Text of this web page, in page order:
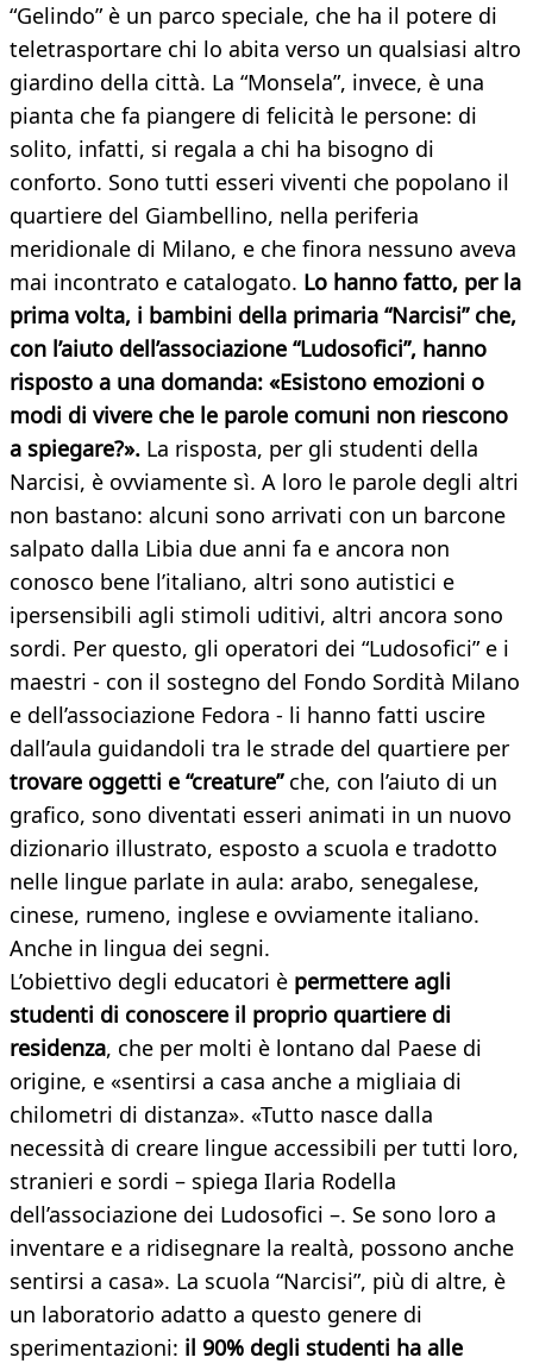
“Gelindo” è un parco speciale, che ha il potere di
teletrasportare chi lo abita verso un qualsiasi altro
giardino della città. La “Monsela”, invece, è una
pianta che fa piangere di felicità le persone: di
solito, infatti, si regala a chi ha bisogno di
conforto. Sono tutti esseri viventi che popolano il
quartiere del Giambellino, nella periferia
meridionale di Milano, e che finora nessuno aveva
mai incontrato e catalogato. Lo hanno fatto, per la
prima volta, i bambini della primaria “Narcisi” che,
con l’aiuto dell’associazione “Ludosofici”, hanno
risposto a una domanda: «Esistono emozioni o
modi di vivere che le parole comuni non riescono
a spiegare?». La risposta, per gli studenti della
Narcisi, è ovviamente sì. A loro le parole degli altri
non bastano: alcuni sono arrivati con un barcone
salpato dalla Libia due anni fa e ancora non
conosco bene l’italiano, altri sono autistici e
ipersensibili agli stimoli uditivi, altri ancora sono
sordi. Per questo, gli operatori dei “Ludosofici” e i
maestri - con il sostegno del Fondo Sordità Milano
e dell’associazione Fedora - li hanno fatti uscire
dall’aula guidandoli tra le strade del quartiere per
trovare oggetti e “creature” che, con l’aiuto di un
grafico, sono diventati esseri animati in un nuovo
dizionario illustrato, esposto a scuola e tradotto
nelle lingue parlate in aula: arabo, senegalese,
cinese, rumeno, inglese e ovviamente italiano.
Anche in lingua dei segni.
L’obiettivo degli educatori è permettere agli
studenti di conoscere il proprio quartiere di
residenza, che per molti è lontano dal Paese di
origine, e «sentirsi a casa anche a migliaia di
chilometri di distanza». «Tutto nasce dalla
necessità di creare lingue accessibili per tutti loro,
stranieri e sordi – spiega Ilaria Rodella
dell’associazione dei Ludosofici –. Se sono loro a
inventare e a ridisegnare la realtà, possono anche
sentirsi a casa». La scuola “Narcisi”, più di altre, è
un laboratorio adatto a questo genere di
sperimentazioni: il 90% degli studenti ha alle